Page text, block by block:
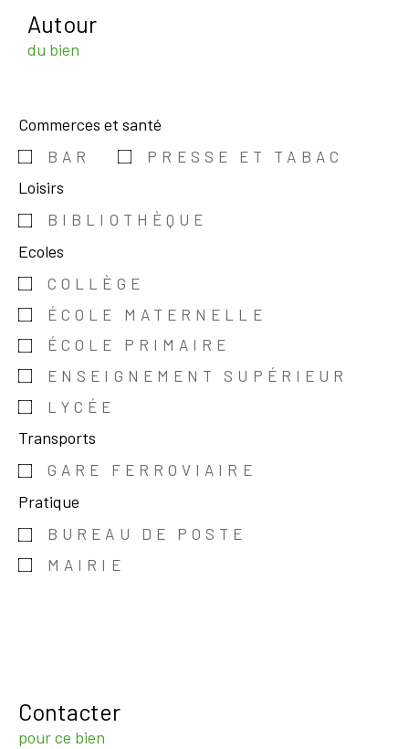
Autour
du bien
Commerces et santé
BAR PRESSE ET TABAC
Loisirs
BIBLIOTHÈQUE
Ecoles
COLLÈGE
ÉCOLE MATERNELLE
ÉCOLE PRIMAIRE
ENSEIGNEMENT SUPÉRIEUR
LYCÉE
Transports
GARE FERROVIAIRE
Pratique
BUREAU DE POSTE
MAIRIE
Contacter
pour ce bien